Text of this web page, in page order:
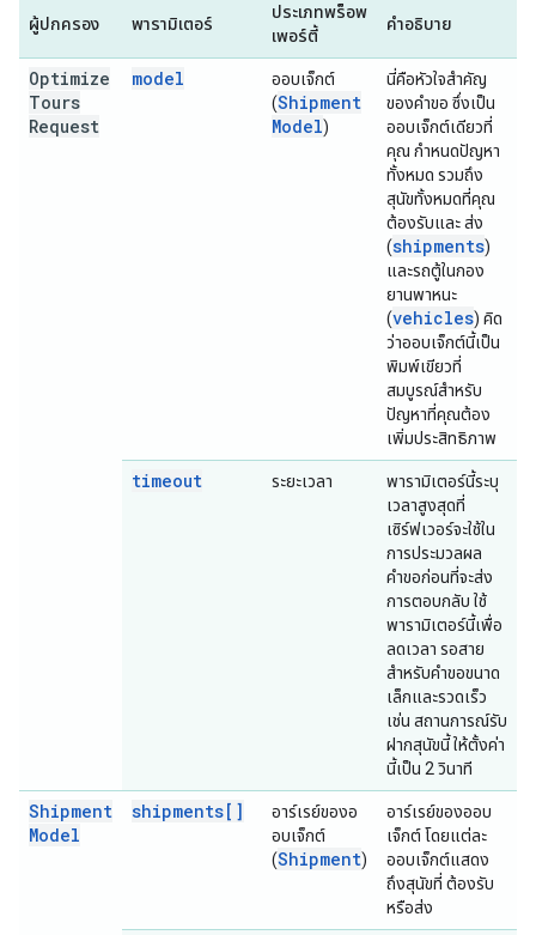
ผู้ปกครอง พารามิเตอร์
ประเภทพร็อพ
เพอร์ตี้
คำอธิบาย
Optimize
Tours
Request
model
ออบเจ็กต์
(Shipment
Model)
นี่คือหัวใจสำคัญ
ของคำขอ ซึ่งเป็น
ออบเจ็กต์เดียวที่
คุณ กำหนดปัญหา
ทั้งหมด รวมถึง
สุนัขทั้งหมดที่คุณ
ต้องรับและ ส่ง
(shipments)
และรถตู้ในกอง
ยานพาหนะ
(vehicles) คิด
ว่าออบเจ็กต์นี้เป็น
พิมพ์เขียวที่
สมบูรณ์สำหรับ
ปัญหาที่คุณต้อง
เพิ่มประสิทธิภาพ
timeout ระยะเวลา
พารามิเตอร์นี้ระบุ
เวลาสูงสุดที่
เซิร์ฟเวอร์จะใช้ใน
การประมวลผล
คำขอก่อนที่จะส่ง
การตอบกลับ ใช้
พารามิเตอร์นี้เพื่อ
ลดเวลา รอสาย
สำหรับคำขอขนาด
เล็กและรวดเร็ว
เช่น สถานการณ์รับ
ฝากสุนัขนี้ ให้ตั้งค่า
นี้เป็น 2 วินาที
Shipment
Model
shipments[]
อาร์เรย์ของอ
อบเจ็กต์
(Shipment)
อาร์เรย์ของออบ
เจ็กต์ โดยแต่ละ
ออบเจ็กต์แสดง
ถึงสุนัขที่ ต้องรับ
หรือส่ง